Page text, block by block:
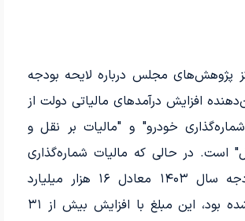
پژوهش‌های مجلس درباره لایحه بودجه
نشان‌دهنده افزایش درآمدهای مالیاتی دولت از
خودرو" و "مالیات بر نقل و
است. در حالی که مالیات شماره‌گذاری
خودرو برای بودجه سال ۱۴۰۳ معادل ۱۶ هزار میلیارد
تومان تعیین شده بود، این مبلغ با افزایش بیش از ۳۱